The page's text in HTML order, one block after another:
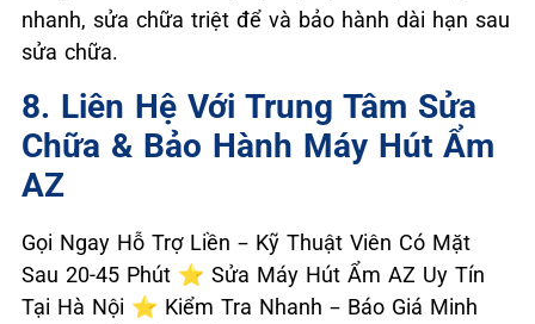
nhanh, sửa chữa triệt để và bảo hành dài hạn sau
sửa chữa.
8. Liên Hệ Với Trung Tâm Sửa
Chữa & Bảo Hành Máy Hút Ẩm
AZ
Gọi Ngay Hỗ Trợ Liền – Kỹ Thuật Viên Có Mặt
Sau 20-45 Phút ⭐ Sửa Máy Hút Ẩm AZ Uy Tín
Tại Hà Nội ⭐ Kiểm Tra Nhanh – Báo Giá Minh